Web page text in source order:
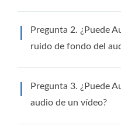
Pregunta 2. ¿Puede
ruido de fondo del
Pregunta 3. ¿Puede
audio de un vídeo?